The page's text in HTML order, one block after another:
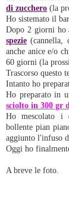
di zucchero (la
Ho sistemato il
Dopo 2 giorni ho
spezie (cannella,
anche anice e/o
60 giorni (la
Trascorso questo
Intanto ho
Ho preparato in
sciolto in 300 gr
Ho mescolato i
bollente pian
aggiunto l'infuso
Oggi ho
A breve le foto.